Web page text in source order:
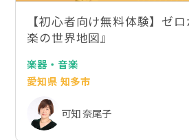
【初心者向け無料体験】ゼ
楽の世界地図』
楽器・音楽
愛知県 知多市
可知 奈尾子